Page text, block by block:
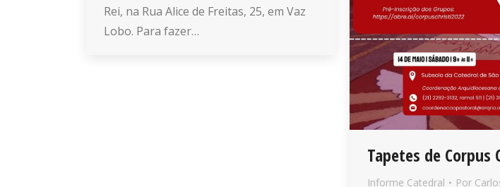
Rei, na Rua Alice de Freitas, 25, em Vaz
Lobo. Para fazer…
Tapetes de Corpus
Informe Catedral Por